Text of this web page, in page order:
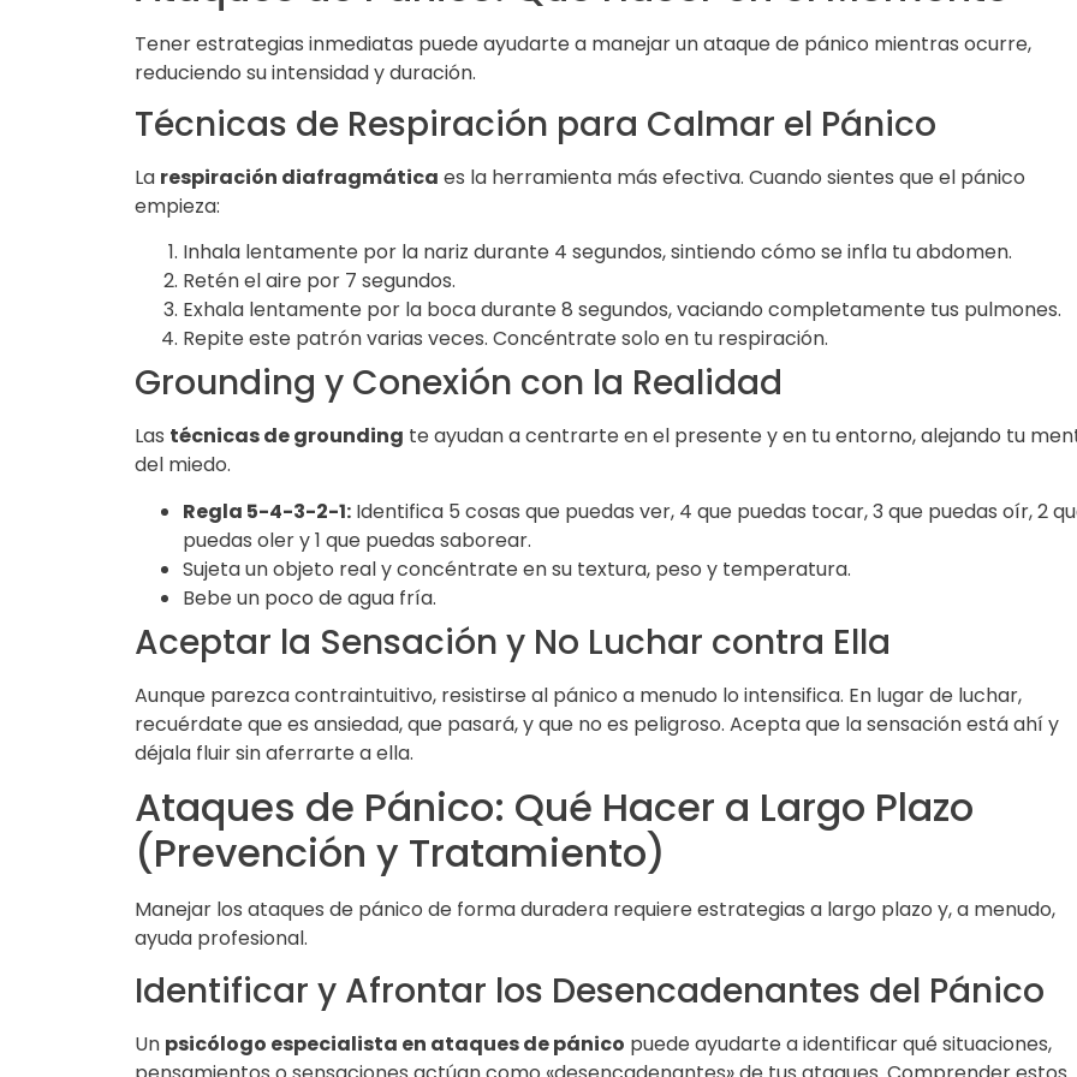
Tener estrategias inmediatas puede ayudarte a manejar un ataque de pánico mientras ocurre,
reduciendo su intensidad y duración.
Técnicas de Respiración para Calmar el Pánico
La respiración diafragmática es la herramienta más efectiva. Cuando sientes que el pánico
empieza:
Inhala lentamente por la nariz durante 4 segundos, sintiendo cómo se infla tu abdomen.
Retén el aire por 7 segundos.
Exhala lentamente por la boca durante 8 segundos, vaciando completamente tus pulmones.
Repite este patrón varias veces. Concéntrate solo en tu respiración.
Grounding y Conexión con la Realidad
Las técnicas de grounding te ayudan a centrarte en el presente y en tu entorno, alejando tu
del miedo.
Regla 5-4-3-2-1: Identifica 5 cosas que puedas ver, 4 que puedas tocar, 3 que puedas oír, 2
puedas oler y 1 que puedas saborear.
Sujeta un objeto real y concéntrate en su textura, peso y temperatura.
Bebe un poco de agua fría.
Aceptar la Sensación y No Luchar contra Ella
Aunque parezca contraintuitivo, resistirse al pánico a menudo lo intensifica. En lugar de luchar,
recuérdate que es ansiedad, que pasará, y que no es peligroso. Acepta que la sensación está ahí y
déjala fluir sin aferrarte a ella.
Ataques de Pánico: Qué Hacer a Largo Plazo
(Prevención y Tratamiento)
Manejar los ataques de pánico de forma duradera requiere estrategias a largo plazo y, a menudo,
ayuda profesional.
Identificar y Afrontar los Desencadenantes del Pánico
Un psicólogo especialista en ataques de pánico puede ayudarte a identificar qué situaciones,